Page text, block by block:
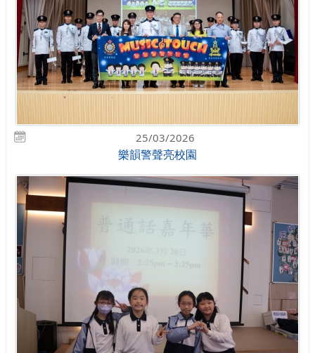
25/03/2026
樂韻警聲亮校園